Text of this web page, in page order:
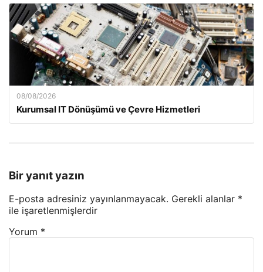
08/08/2026
Kurumsal IT Dönüşümü ve Çevre Hizmetleri
Bir yanıt yazın
E-posta adresiniz yayınlanmayacak. Gerekli alanlar *
ile işaretlenmişlerdir
Yorum *